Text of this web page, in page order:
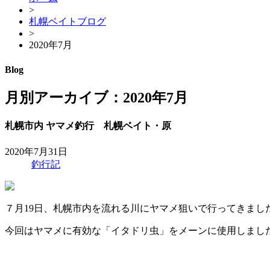
>
札幌ベイトブログ
>
2020年7月
Blog
月別アーカイブ：2020年7月
札幌市内 ヤマメ釣行 札幌ベイト・原
2020年7月31日
釣行記
７月19日、札幌市内を流れる川にヤマメ狙いで行ってきまし
今回はヤマメに有効な「イタドリ虫」をメーンに使用しまし